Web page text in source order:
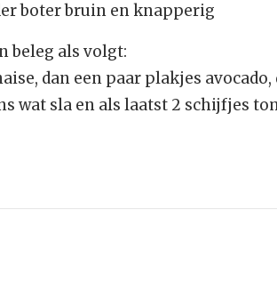
boter bruin en knapperig
beleg als volgt:
dan een paar plakjes
wat sla en als laatst 2 schijfjes